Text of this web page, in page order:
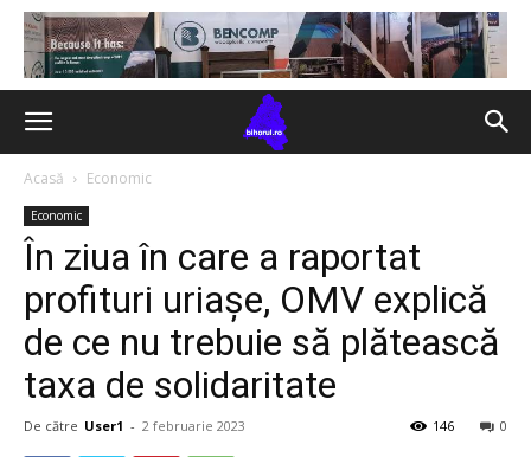
Acasă Economic
Economic
În ziua în care a raportat
profituri uriașe, OMV explică
de ce nu trebuie să plătească
taxa de solidaritate
De către User1 - 2 februarie 2023 0
146